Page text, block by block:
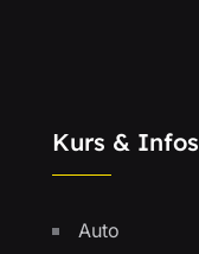
Kurs & Infos
Auto